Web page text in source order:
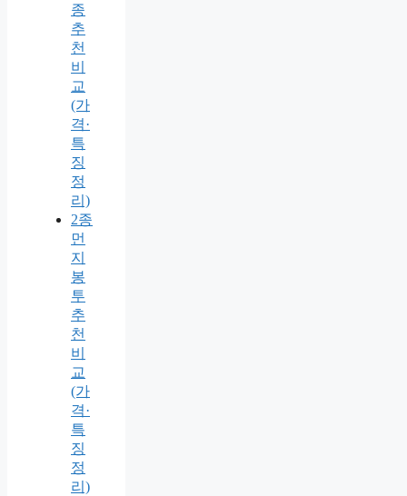
종
추
천
비
교
(가
격·
특
징
정
리)
2종
먼
지
봉
투
추
천
비
교
(가
격·
특
징
정
리)